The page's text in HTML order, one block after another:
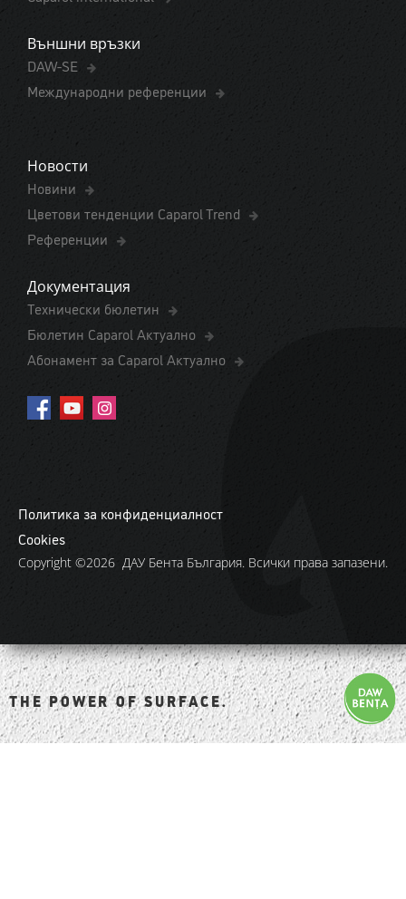
Външни връзки
DAW-SE
Международни референции
Новости
Новини
Цветови тенденции Caparol Trend
Референции
Документация
Технически бюлетин
Бюлетин Caparol Актуално
Абонамент за Caparol Актуално
Политика за конфиденциалност
Cookies
Copyright ©2026 ДАУ Бента България. Всички права запазени.
THE POWER OF SURFACE.